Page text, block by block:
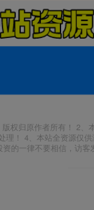
版权归原作者所有！ 2
理！ 4、本站全资源仅
的一律不要相信，访